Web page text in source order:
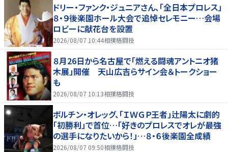
ドリー・ファンク・ジュニアさん、「全日本プロレス」
８・９後楽園ホール大会で追悼セレモニー…会場
ロビーに献花台を設置
2026/08/07 10:44相撲格闘技
８月26日から名古屋で「燃える闘魂アントニオ猪
木展」開催 天山広吉らサイン会＆トークショー
も
2026/08/07 10:13相撲格闘技
ボルチン・オレッグ、「ＩＷＧＰ王者」辻陽太に劇的
「初勝利」で首位…「好きのプロレスでオレが最強
の選手になりたいから！」…８・６後楽園全成績
2026/08/07 09:50相撲格闘技